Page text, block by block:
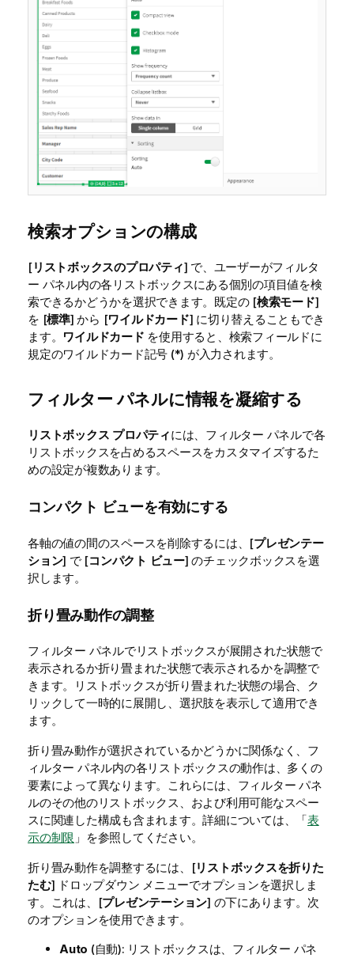
検索オプションの構成
[リストボックスのプロパティ] で、ユーザーがフィルタ
ー パネル内の各リストボックスにある個別の項目値を検
索できるかどうかを選択できます。既定の [検索モード]
を [標準] から [ワイルドカード] に切り替えることもでき
ます。 ワイルドカード を使用すると、検索フィールドに
規定のワイルドカード記号 (*) が入力されます。
フィルター パネルに情報を凝縮する
リストボックス プロパティには、フィルター パネルで各
リストボックスを占めるスペースをカスタマイズするた
めの設定が複数あります。
コンパクト ビューを有効にする
各軸の値の間のスペースを削除するには、[プレゼンテー
ション] で [コンパクト ビュー] のチェックボックスを選
択します。
折り畳み動作の調整
フィルター パネルでリストボックスが展開された状態で
表示されるか折り畳まれた状態で表示されるかを調整で
きます。リストボックスが折り畳まれた状態の場合、ク
リックして一時的に展開し、選択肢を表示して適用でき
ます。
折り畳み動作が選択されているかどうかに関係なく、フ
ィルター パネル内の各リストボックスの動作は、多くの
要素によって異なります。これらには、フィルター パネ
ルのその他のリストボックス、および利用可能なスペー
スに関連した構成も含まれます。詳細については、「表
示の制限 」を参照してください。
折り畳み動作を調整するには、[リストボックスを折りた
たむ] ドロップダウン メニューでオプションを選択しま
す。これは、[プレゼンテーション] の下にあります。次
のオプションを使用できます。
Auto (自動): リストボックスは、フィルター パネ